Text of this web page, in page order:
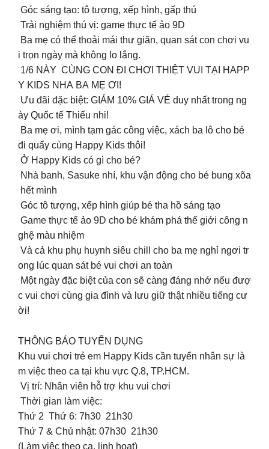
Góc sáng tạo: tô tượng, xếp hình, gấp thú
️ Trải nghiệm thú vị: game thực tế ảo 9D
‍️ Ba mẹ có thể thoải mái thư giãn, quan sát con chơi vu
i trọn ngày mà không lo lắng.
1/6 NÀY CÙNG CON ĐI CHƠI THIỆT VUI TẠI HAPP
Y KIDS NHA BA MẸ ƠI!
Ưu đãi đặc biệt: GIẢM 10% GIÁ VÉ duy nhất trong ng
ày Quốc tế Thiếu nhi!
Ba mẹ ơi, mình tạm gác công việc, xách ba lô cho bé
đi quẩy cùng Happy Kids thôi!
Ở Happy Kids có gì cho bé?
‍️ Nhà banh, Sasuke nhí, khu vận động cho bé bung xõa
hết mình
Góc tô tượng, xếp hình giúp bé tha hồ sáng tạo
️ Game thực tế ảo 9D cho bé khám phá thế giới công n
ghệ màu nhiệm
Và cả khu phụ huynh siêu chill cho ba mẹ nghỉ ngơi tr
ong lúc quan sát bé vui chơi an toàn
Một ngày đặc biệt của con sẽ càng đáng nhớ nếu đượ
c vui chơi cùng gia đình và lưu giữ thật nhiều tiếng cư
ời!
THÔNG BÁO TUYỂN DỤNG
Khu vui chơi trẻ em Happy Kids cần tuyển nhân sự là
m việc theo ca tại khu vực Q.8, TP.HCM.
Vị trí: Nhân viên hỗ trợ khu vui chơi
Thời gian làm việc:
Thứ 2 Thứ 6: 7h30 21h30
Thứ 7 & Chủ nhật: 07h30 21h30
(Làm việc theo ca, linh hoạt)